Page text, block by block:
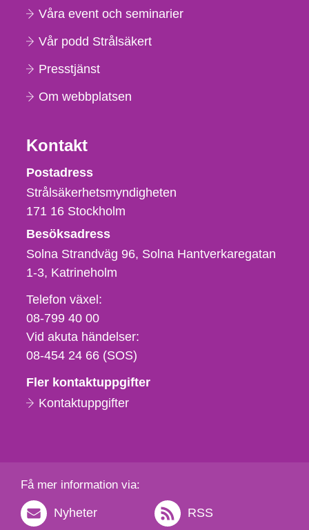
Våra event och seminarier
Vår podd Strålsäkert
Presstjänst
Om webbplatsen
Kontakt
Strålsäkerhetsmyndigheten
Postadress
Strålsäkerhetsmyndigheten
171 16 Stockholm
Besöksadress
Solna Strandväg 96, Solna Hantverkaregatan
1-3 Katrineholm
Telefon,
fax
och
e-
Telefon växel:
08-799 40 00
Vid akuta händelser:
08-454 24 66 (SOS)
Fler kontaktuppgifter
Kontaktuppgifter
Få mer information via:
Nyheter RSS